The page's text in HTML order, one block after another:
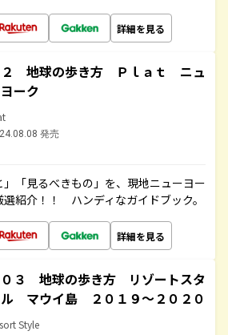
詳細を見る
２ 地球の歩き方 Ｐｌａｔ ニュ
ーク
発売
」「見るべきもの」を、現地ニューヨー
紹介！！ ハンディなガイドブック。
詳細を見る
０３ 地球の歩き方 リゾートスタ
マウイ島 ２０１９～２０２０
Style